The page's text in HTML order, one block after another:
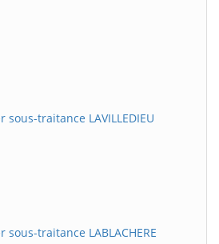
traitance LAVILLEDIEU
traitance LABLACHERE